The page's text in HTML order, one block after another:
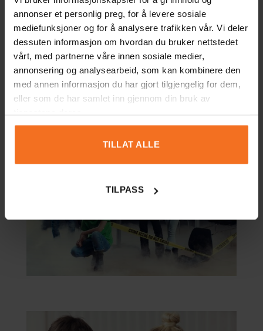
annonser et personlig preg, for å levere sosiale
mediefunksjoner og for å analysere trafikken vår. Vi deler
dessuten informasjon om hvordan du bruker nettstedet
vårt, med partnerne våre innen sosiale medier,
annonsering og analysearbeid, som kan kombinere den
med annen informasjon du har gjort tilgjengelig for dem,
eller som de har samlet inn gjennom din bruk av
TILLAT ALLE
TILPASS
Barnen kommer att utforska elektriska kretsar,
kemiska reaktioner och förnybar energi som
gas och solceller. Det blir häftiga experiment,
samarbete och att lösa koder. De ska även få
bygga sin egen solbil, testa olika metoder för
att rena vatten och bygga elmaskiner av
återvunna förpackningar.